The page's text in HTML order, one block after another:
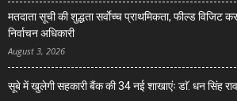
मतदाता सूची की शुद्धता सर्वाेच्च प्राथमिकता, फील्ड विजिट
निर्वाचन अधिकारी
August 3, 2026
सूबे में खुलेगी सहकारी बैंक की 34 नई शाखाएंः डाॅ. धन सिंह